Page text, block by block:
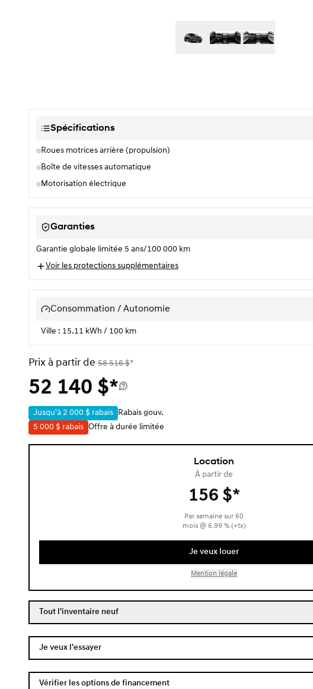
Spécifications
Roues motrices arrière (propulsion)
Boîte de vitesses automatique
Motorisation électrique
Garanties
Garantie globale limitée 5 ans/100 000 km
Voir les protections supplémentaires
Consommation / Autonomie
Ville : 15.11 kWh / 100 km
Prix à partir de 58 516$*
52 140 $*
Jusqu'à 2 000 $ rabais Rabais gouv.
5 000 $ rabais Offre à durée limitée
Location
À partir de
156 $*
Par semaine sur 60
mois@ 6.99 % (+tx)
Je veux louer
Mention légale
Tout l'inventaire neuf
Je veux l'essayer
Vérifier les options de financement